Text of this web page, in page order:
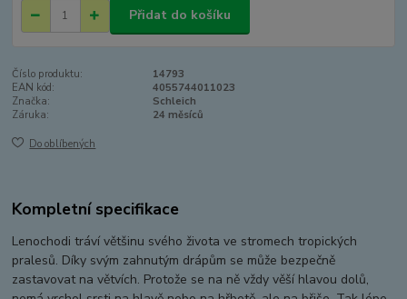
Přidat do košíku
Číslo produktu:
14793
EAN kód:
4055744011023
Značka:
Schleich
Záruka:
24 měsíců
Do oblíbených
Kompletní specifikace
Lenochodi tráví většinu svého života ve stromech tropických
pralesů. Díky svým zahnutým drápům se může bezpečně
zastavovat na větvích. Protože se na ně vždy věší hlavou dolů,